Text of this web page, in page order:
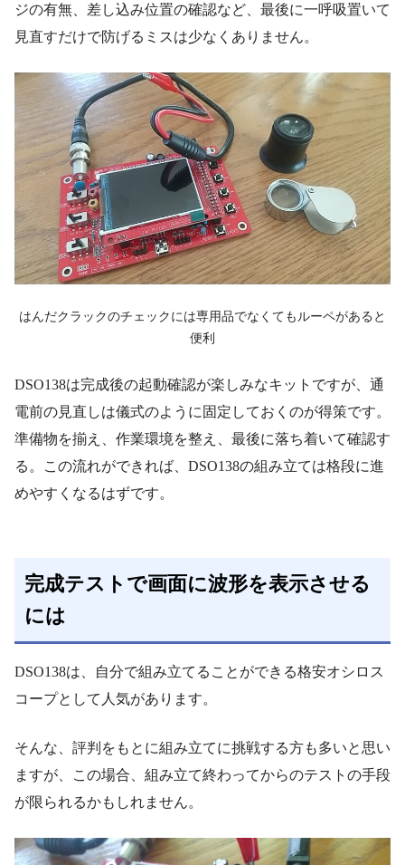
ジの有無、差し込み位置の確認など、最後に一呼吸置いて
見直すだけで防げるミスは少なくありません。
はんだクラックのチェックには専用品でなくてもルーペがあると
便利
DSO138は完成後の起動確認が楽しみなキットですが、通
電前の見直しは儀式のように固定しておくのが得策です。
準備物を揃え、作業環境を整え、最後に落ち着いて確認す
る。この流れができれば、DSO138の組み立ては格段に進
めやすくなるはずです。
完成テストで画面に波形を表示させる
には
DSO138は、自分で組み立てることができる格安オシロス
コープとして人気があります。
そんな、評判をもとに組み立てに挑戦する方も多いと思い
ますが、この場合、組み立て終わってからのテストの手段
が限られるかもしれません。